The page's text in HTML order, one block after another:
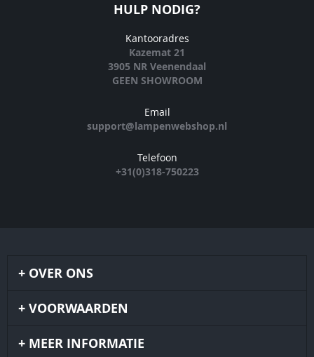
HULP NODIG?
Kantooradres
Kazemat 21
3905 NR Veenendaal
GEEN SHOWROOM
Email
support@lampenwebshop.nl
Telefoon
+31(0)318-750223
OVER ONS
VOORWAARDEN
MEER INFORMATIE